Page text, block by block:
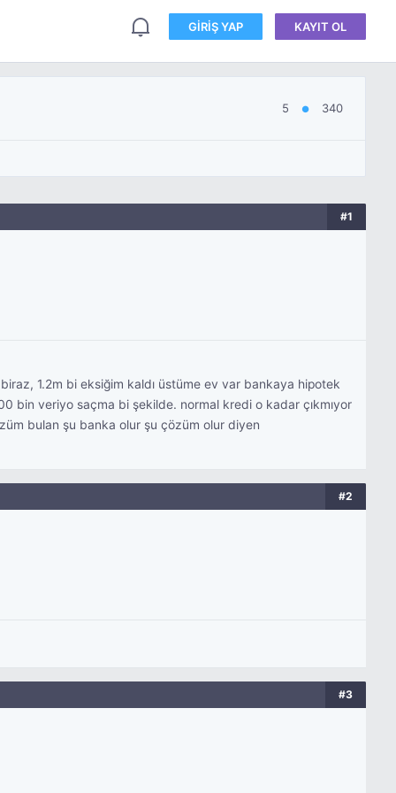
GIRIŞ YAP KAYIT OL
5 ● 340
#1
1.2m bi eksiğim kaldı üstüme ev var bankaya hipotek
veriyo saçma bi şekilde. normal kredi o kadar çıkmıyor
bulan şu banka olur şu çözüm olur diyen
#2
#3